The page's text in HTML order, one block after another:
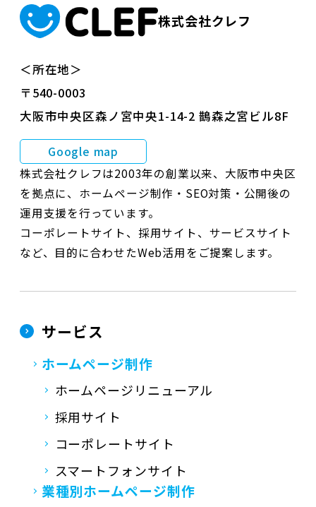
株式会社クレフ
＜所在地＞
〒540-0003
大阪市中央区森ノ宮中央1-14-2 鵲森之宮ビル8F
Google map
株式会社クレフは2003年の創業以来、大阪市中央区
を拠点に、ホームページ制作・SEO対策・公開後の
運用支援を行っています。
コーポレートサイト、採用サイト、サービスサイト
など、目的に合わせたWeb活用をご提案します。
サービス
ホームページ制作
ホームページリニューアル
採用サイト
コーポレートサイト
スマートフォンサイト
業種別ホームページ制作